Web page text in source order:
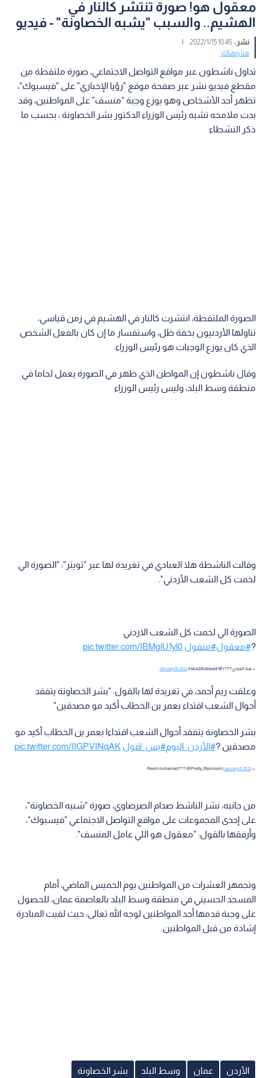
معقول هو! صورة تنتشر كالنار في
الهشيم.. والسبب "يشبه الخصاونة" - فيديو
نشر :10:45 2022/1/15
|
هنا وهناك
تداول ناشطون عبر مواقع التواصل الاجتماعي، صورة ملتقطة من
مقطع فيديو نشر عبر صفحة موقع "رؤيا الإخباري" على "فيسبوك"،
تظهر أحد الأشخاص وهو يوزع وجبة "منسف" على المواطنين، وقد
بدت ملامحه تشبه رئيس الوزراء الدكتور بشر الخصاونة ، بحسب ما
ذكر النشطاء
الصورة الملتقطة، انتشرت كالنار في الهشيم في زمن قياسي،
تناولها الأردنيون بخفة ظل، واستفسار ما إن كان بالفعل الشخص
الذي كان يوزع الوجبات هو رئيس الوزراء.
وقال ناشطون إن المواطن الذي ظهر في الصورة يعمل لحاما في
منطقة وسط البلد، وليس رئيس الوزراء
وقالت الناشطة هلا العبادي في تغريدة لها عبر "تويتر": "الصورة الي
لخمت كل الشعب الأردني".
الصورة الي لخمت كل الشعب الاردني
?#معقول#منقول pic.twitter.com/IBMglU1yl0
— هلا العبادي??? (@HalaZAlabbadi1) January 14, 2022
وعلقت ريم أحمد، في تغريدة لها بالقول: "بشر الخصاونة يتفقد
أحوال الشعب اقتداء بعمر بن الخطاب أكيد مو مصدقين"
بشر الخصاونة يتفقد أحوال الشعب اقتداءا بعمر بن الخطاب أكيد مو
مصدقين ?#الأردن_اليوم#بس_اقول pic.twitter.com/IIGPVINqAK
— Reem mohamad??? (@Pretty_Ramroom)
January 15, 2022
من جانبه، نشر الناشط صدام الصرصاوي، صورة "شبيه الخصاونة"،
على إحدى المجموعات على مواقع التواصل الاجتماعي "فيسبوك"،
وأرفقها بالقول: "معقول هو اللي عامل المنسف".
وتجمهر العشرات من المواطنين يوم الخميس الماضي، أمام
المسجد الحسيني في منطقة وسط البلد بالعاصمة عمان، للحصول
على وجبة قدمها أحد المواطنين لوجه الله تعالى، حيث لقيت المبادرة
إشادة من قبل المواطنين.
الأردن عمان وسط البلد بشر الخصاونة